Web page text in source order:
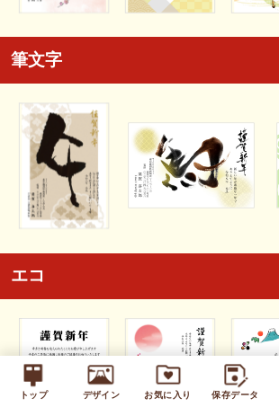
トップ デザイン お気に入り 保存データ
筆文字
エコ